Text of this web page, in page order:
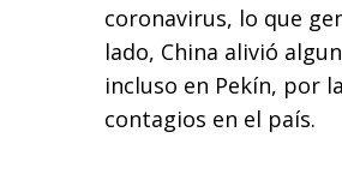
coronavirus, lo que
lado, China alivió
incluso en Pekín, por
contagios en el país.